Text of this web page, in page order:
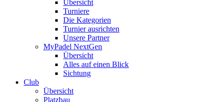
Übersicht
Turniere
Die Kategorien
Turnier ausrichten
Unsere Partner
MyPadel NextGen
Übersicht
Alles auf einen Blick
Sichtung
Club
Übersicht
Platzbau